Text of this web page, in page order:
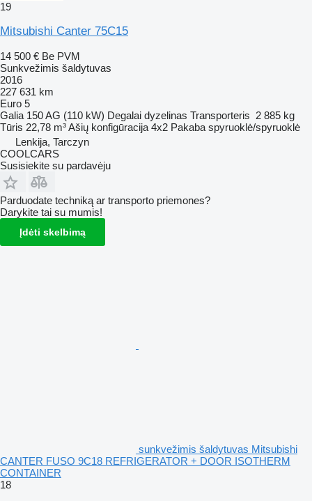
19
Mitsubishi Canter 75C15
14 500 € Be PVM
Sunkvežimis šaldytuvas
2016
227 631 km
Euro 5
Galia 150 AG (110 kW) Degalai dyzelinas Transporteris 2 885 kg
Tūris 22,78 m³Ašių konfigūracija 4x2 Pakaba spyruoklė/spyruoklė
Lenkija, Tarczyn
COOLCARS
Susisiekite su pardavėju
Parduodate techniką ar transporto priemones?
Darykite tai su mumis!
Įdėti skelbimą
sunkvežimis šaldytuvas Mitsubishi
CANTER FUSO 9C18 REFRIGERATOR + DOOR ISOTHERM
CONTAINER
18